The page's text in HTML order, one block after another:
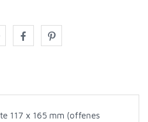
117 x 165 mm (offenes